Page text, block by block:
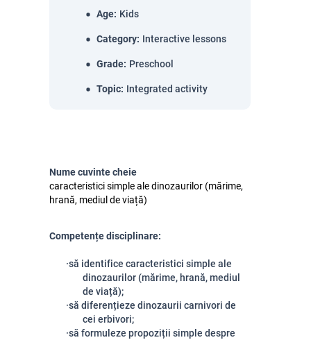
Age: Kids
Category: Interactive lessons
Grade: Preschool
Topic: Integrated activity
Nume cuvinte cheie
caracteristici simple ale dinozaurilor (mărime,
hrană, mediul de viață)
Competențe disciplinare:
·să identifice caracteristici simple ale
dinozaurilor (mărime, hrană, mediul
de viață);
·să diferențieze dinozaurii carnivori de
cei erbivori;
·să formuleze propoziții simple despre